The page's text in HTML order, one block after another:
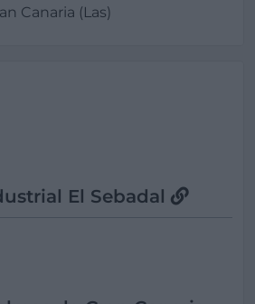
Canaria (Las)
El Sebadal